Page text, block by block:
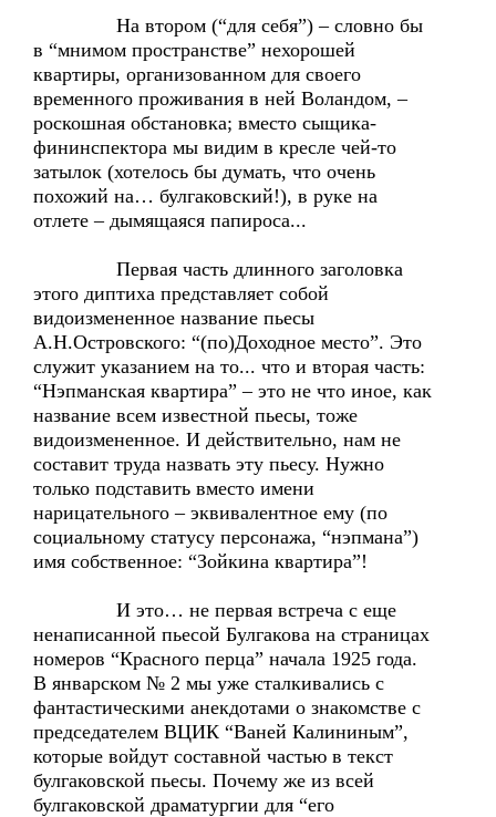
На втором (“для себя”) – словно бы
в “мнимом пространстве” нехорошей
квартиры, организованном для своего
временного проживания в ней Воландом, –
роскошная обстановка; вместо сыщика-
фининспектора мы видим в кресле чей-то
затылок (хотелось бы думать, что очень
похожий на… булгаковский!), в руке на
отлете – дымящаяся папироса...
Первая часть длинного заголовка
этого диптиха представляет собой
видоизмененное название пьесы
А.Н.Островского: “(по)Доходное место”. Это
служит указанием на то... что и вторая часть:
“Нэпманская квартира” – это не что иное, как
название всем известной пьесы, тоже
видоизмененное. И действительно, нам не
составит труда назвать эту пьесу. Нужно
только подставить вместо имени
нарицательного – эквивалентное ему (по
социальному статусу персонажа, “нэпмана”)
имя собственное: “Зойкина квартира”!
И это… не первая встреча с еще
ненаписанной пьесой Булгакова на страницах
номеров “Красного перца” начала 1925 года.
В январском № 2 мы уже сталкивались с
фантастическими анекдотами о знакомстве с
председателем ВЦИК “Ваней Калининым”,
которые войдут составной частью в текст
булгаковской пьесы. Почему же из всей
булгаковской драматургии для “его